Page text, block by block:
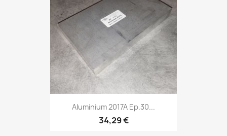
Aluminium 2017A Ep.30...
34,29 €